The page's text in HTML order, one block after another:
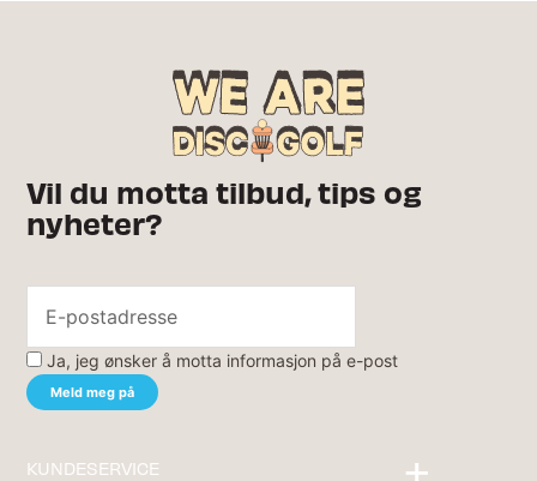
Vil du motta tilbud, tips og
nyheter?
Ja, jeg ønsker å motta informasjon på e-post
KUNDESERVICE